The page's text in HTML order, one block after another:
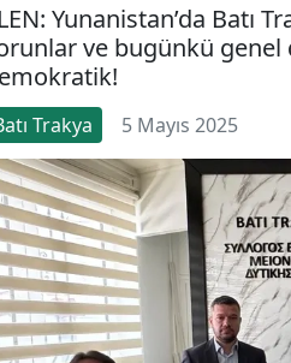
Yunanistan’da Batı
ve bugünkü genel
Trakya 5 Mayıs 2025